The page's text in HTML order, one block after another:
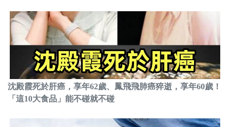
沈殿霞死於肝癌，享年62歲、鳳飛飛肺癌猝逝，享年60歲！
「這10大食品」能不碰就不碰